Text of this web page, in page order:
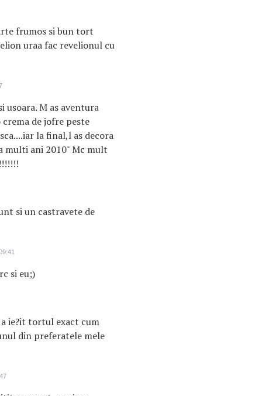
frumos si bun tort
uraa fac revelionul cu
usoara. M as aventura
de jofre peste
la final,l as decora
multi ani 2010" Mc mult
si un castravete de
si eu;)
ie?it tortul exact cum
din preferatele mele